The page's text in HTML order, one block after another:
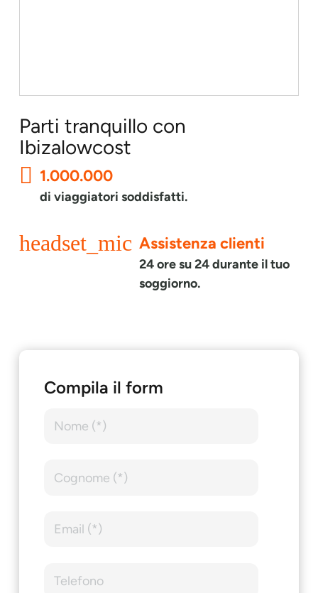
Parti tranquillo con
Ibizalowcost
1.000.000
di viaggiatori soddisfatti.
headset_mic Assistenza clienti
24 ore su 24 durante il tuo
soggiorno.
Compila il form